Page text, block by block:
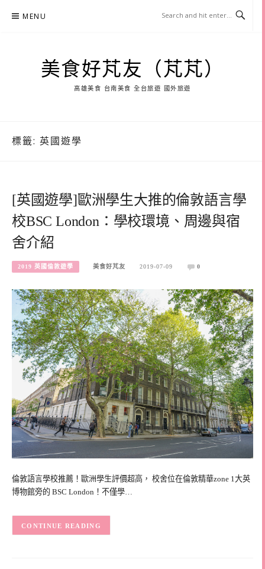
MENU
美食好芃友（芃芃）
高雄美食 台南美食 全台旅遊 國外旅遊
標籤: 英國遊學
[英國遊學]歐洲學生大推的倫敦語言學
校BSC London：學校環境、周邊與宿
舍介紹
2019 英國倫敦遊學 美食好芃友 2019-07-09 0
倫敦語言學校推薦！歐洲學生評價超高， 校舍位在倫敦精華zone 1大英
博物館旁的 BSC London！不僅學…
CONTINUE READING